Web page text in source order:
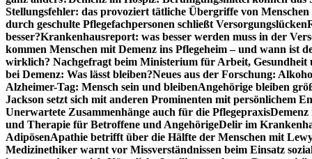
Stellungsfehler: das provoziert tätliche Übergriffe von Menschen
durch geschulte Pflegefachpersonen schließt Versorgungslücken
besser?Krankenhausreport: was besser werden muss in der
kommen Menschen mit Demenz ins Pflegeheim – und wann ist
wirklich? Nachgefragt beim Ministerium für Arbeit, Gesundheit
bei Demenz: Was lässt bleiben?Neues aus der Forschung:
Alzheimer-Tag: Mensch sein und bleibenAngehörige bleiben
Jackson setzt sich mit anderen Prominenten mit persönlichem
Unerwartete Zusammenhänge auch für die Pflegepraxis
und Therapie für Betroffene und AngehörigeDelir im
AdipösenApathie betrifft über die Hälfte der Menschen mit
Medizinethiker warnt vor Missverständnissen beim Einsatz